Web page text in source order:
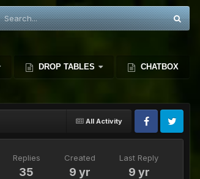
DROP TABLES CHATBOX
All Activity
Replies
35
Created
9 yr
Last Reply
9 yr